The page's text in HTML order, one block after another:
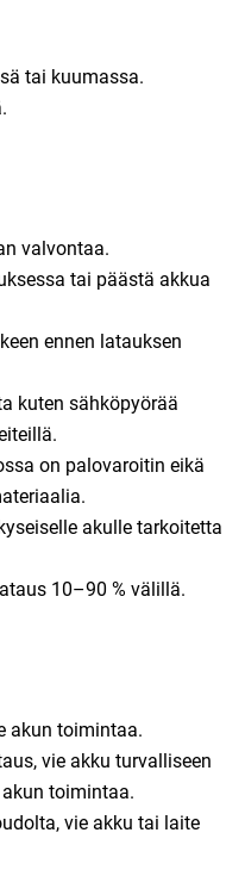
tai kuumassa.
valvontaa.
tai päästä akkua
ennen latauksen
kuten sähköpyörää
on palovaroitin eikä
akulle tarkoitetta
10–90 % välillä.
akun toimintaa.
vie akku turvalliseen
toimintaa.
vie akku tai laite